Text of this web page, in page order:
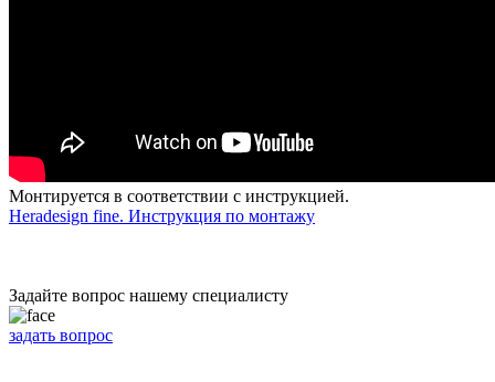
Монтируется в соответствии с инструкцией.
Heradesign fine. Инструкция по монтажу
Задайте вопрос нашему специалисту
задать вопрос